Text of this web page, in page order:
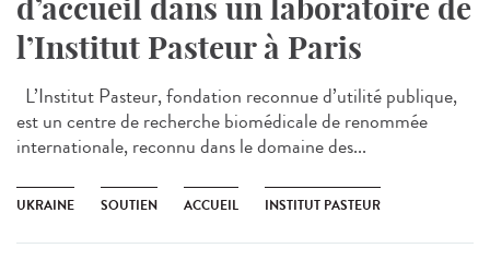
d’accueil dans un laboratoire de
l’Institut Pasteur à Paris
L’Institut Pasteur, fondation reconnue d’utilité publique,
est un centre de recherche biomédicale de renommée
internationale, reconnu dans le domaine des...
UKRAINE SOUTIEN ACCUEIL INSTITUT PASTEUR